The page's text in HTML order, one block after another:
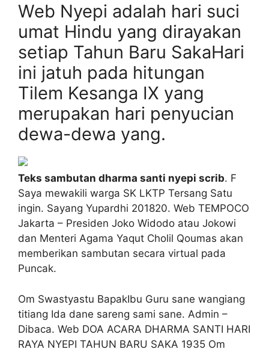
Web Nyepi adalah hari suci
umat Hindu yang dirayakan
setiap Tahun Baru SakaHari
ini jatuh pada hitungan
Tilem Kesanga IX yang
merupakan hari penyucian
dewa-dewa yang.
Teks sambutan dharma santi nyepi scrib. F
Saya mewakili warga SK LKTP Tersang Satu
ingin. Sayang Yupardhi 201820. Web TEMPOCO
Jakarta – Presiden Joko Widodo atau Jokowi
dan Menteri Agama Yaqut Cholil Qoumas akan
memberikan sambutan secara virtual pada
Puncak.
Om Swastyastu BapakIbu Guru sane wangiang
titiang Ida dane sareng sami sane. Admin –
Dibaca. Web DOA ACARA DHARMA SANTI HARI
RAYA NYEPI TAHUN BARU SAKA 1935 Om